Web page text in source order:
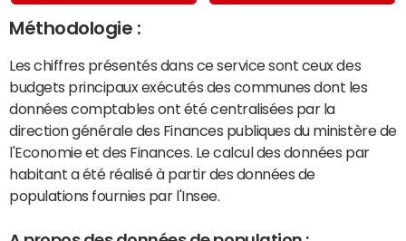
Méthodologie :
Les chiffres présentés dans ce service sont ceux des
budgets principaux exécutés des communes dont les
données comptables ont été centralisées par la
direction générale des Finances publiques du ministère de
l'Economie et des Finances. Le calcul des données par
habitant a été réalisé à partir des données de
populations fournies par l'Insee.